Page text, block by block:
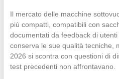
Il mercato delle macchine
più compatti, compatibili con
documentati da feedback di
conserva le sue qualità tecniche,
2026 si scontra con questioni di
test precedenti non affrontavano.